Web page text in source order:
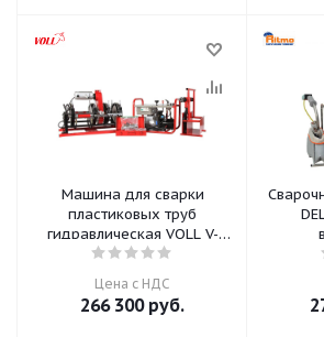
Машина для сварки
пластиковых труб
гидравлическая VOLL V-
Weld G250
Цена с НДС
266 300руб.